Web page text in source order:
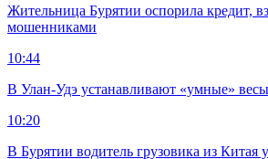
Жительница Бурятии оспорила кредит,
мошенниками
10:44
В Улан-Удэ устанавливают «умные»
10:20
В Бурятии водитель грузовика из Китая